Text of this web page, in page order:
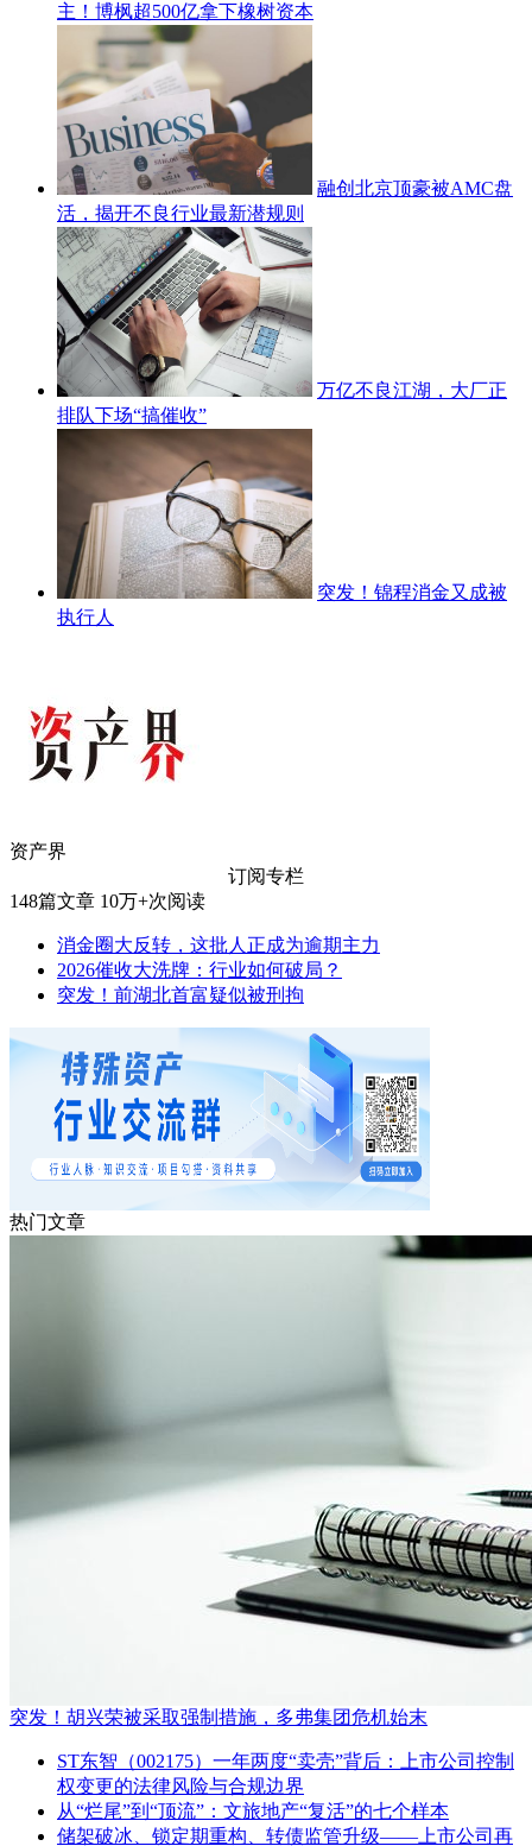
主！博枫超500亿拿下橡树资本
融创北京顶豪被AMC盘
活，揭开不良行业最新潜规则
万亿不良江湖，大厂正
排队下场“搞催收”
突发！锦程消金又成被
执行人
资产界
订阅专栏
148篇文章 10万+次阅读
消金圈大反转，这批人正成为逾期主力
2026催收大洗牌：行业如何破局？
突发！前湖北首富疑似被刑拘
热门文章
突发！胡兴荣被采取强制措施，多弗集团危机始末
ST东智（002175）一年两度“卖壳”背后：上市公司控制
权变更的法律风险与合规边界
从“烂尾”到“顶流”：文旅地产“复活”的七个样本
储架破冰、锁定期重构、转债监管升级——上市公司再